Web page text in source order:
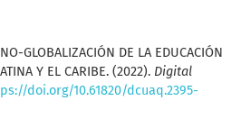
GLOBALIZACIÓN DE LA EDUCACIÓN
Y EL CARIBE. (2022). Digital
doi.org/10.61820/dcuaq.2395-